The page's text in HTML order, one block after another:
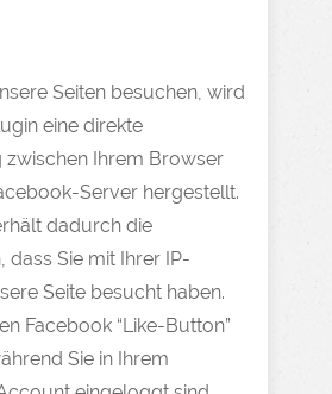
Seiten besuchen, wird
eine direkte
zwischen Ihrem Browser
Server hergestellt.
dadurch die
dass Sie mit Ihrer IP-
Seite besucht haben.
Facebook “Like-Button”
Sie in Ihrem